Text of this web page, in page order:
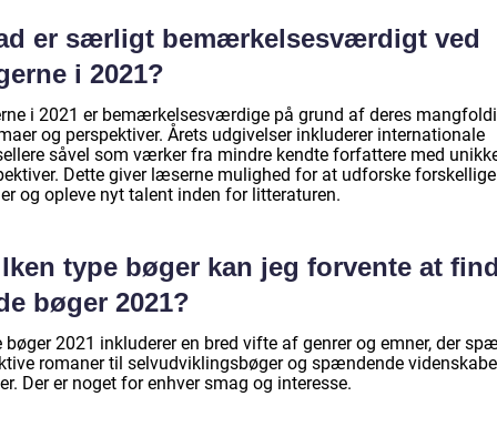
er særligt bemærkelsesværdigt ved
i 2021?
i 2021 er bemærkelsesværdige på grund af deres
og perspektiver. Årets udgivelser inkluderer internationale
såvel som værker fra mindre kendte forfattere med
Dette giver læserne mulighed for at udforske forskellige
og opleve nyt talent inden for litteraturen.
type bøger kan jeg forvente at
bøger 2021?
bøger 2021 inkluderer en bred vifte af genrer og emner, der
romaner til selvudviklingsbøger og spændende
Der er noget for enhver smag og interesse.